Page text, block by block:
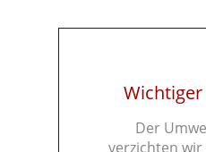
Der
verzichten